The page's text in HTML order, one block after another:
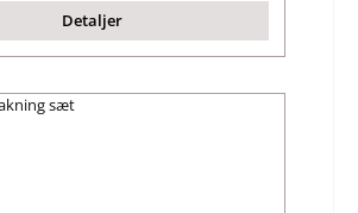
Detaljer